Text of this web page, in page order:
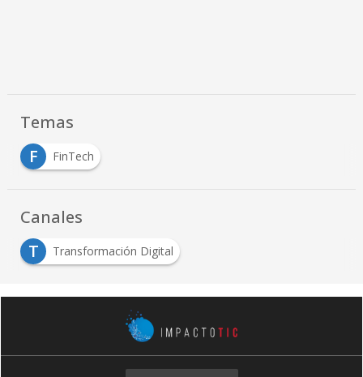
Temas
F
FinTech
Canales
T
Transformación Digital